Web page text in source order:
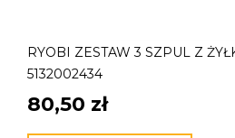
RYOBI ZESTAW 3 SZPUL Z
5132002434
80,50 zł